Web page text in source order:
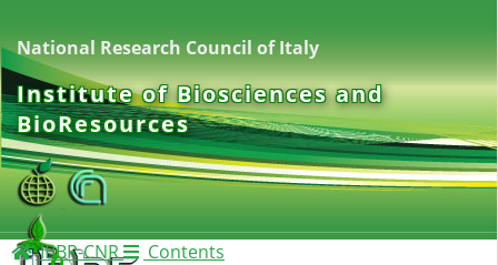
National Research Council of Italy
Institute of Biosciences and
BioResources
IBBR-CNR Contents